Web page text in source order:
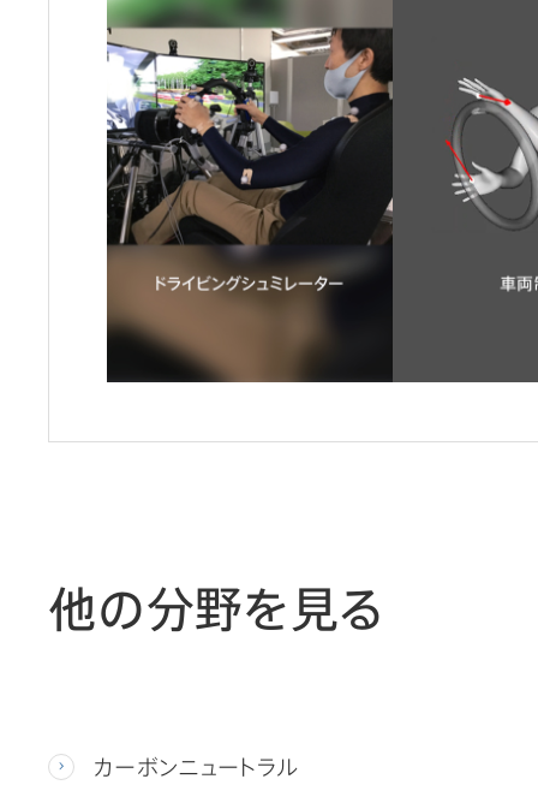
他の分野を見る
カーボンニュートラル